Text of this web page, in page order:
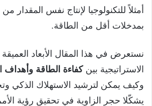
أمثلاً للتكنولوجيا لإنتاج نفس المقدار من
بمدخلات أقل من الطاقة.
نستعرض في هذا المقال الأبعاد
الاستراتيجية بينكفاءة الطاقة وأهداف
وكيف يمكن لترشيد الاستهلاك الذكي
يشكّلا حجر الزاوية في تحقيق رؤية الأمم